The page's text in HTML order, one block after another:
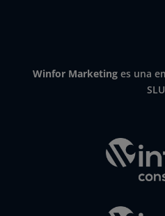
Winfor Marketinges una
SLU